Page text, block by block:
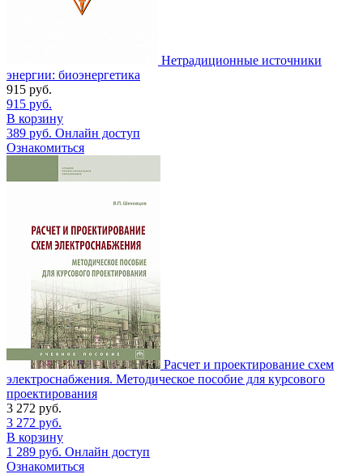
Нетрадиционные источники
энергии: биоэнергетика
915 руб.
915 руб.
В корзину
389 руб. Онлайн доступ
Ознакомиться
Расчет и проектирование схем
электроснабжения. Методическое пособие для курсового
проектирования
3 272 руб.
3 272 руб.
В корзину
1 289 руб. Онлайн доступ
Ознакомиться